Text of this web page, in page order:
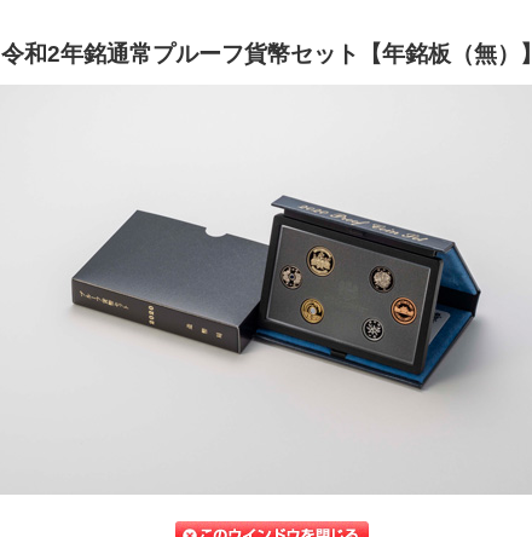
令和2年銘通常プルーフ貨幣セット【年銘板（無）】